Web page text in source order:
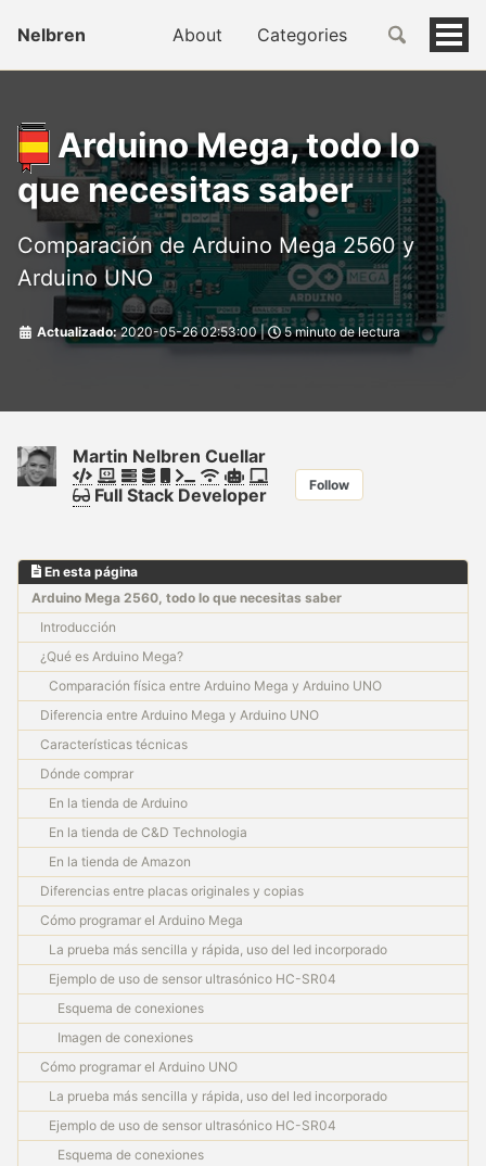
Nelbren About Categories
Arduino Mega, todo lo
que necesitas saber
Comparación de Arduino Mega 2560 y
Arduino UNO
Actualizado:2020-05-26 02:53:00| 5 minuto de lectura
Martin Nelbren Cuellar
Full Stack Developer
Follow
En esta página
Arduino Mega 2560, todo lo que necesitas saber
Introducción
¿Qué es Arduino Mega?
Comparación física entre Arduino Mega y Arduino UNO
Diferencia entre Arduino Mega y Arduino UNO
Características técnicas
Dónde comprar
En la tienda de Arduino
En la tienda de C&D Technologia
En la tienda de Amazon
Diferencias entre placas originales y copias
Cómo programar el Arduino Mega
La prueba más sencilla y rápida, uso del led incorporado
Ejemplo de uso de sensor ultrasónico HC-SR04
Esquema de conexiones
Imagen de conexiones
Cómo programar el Arduino UNO
La prueba más sencilla y rápida, uso del led incorporado
Ejemplo de uso de sensor ultrasónico HC-SR04
Esquema de conexiones